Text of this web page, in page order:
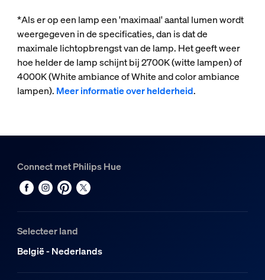
*Als er op een lamp een 'maximaal' aantal lumen wordt
weergegeven in de specificaties, dan is dat de
maximale lichtopbrengst van de lamp. Het geeft weer
hoe helder de lamp schijnt bij 2700K (witte lampen) of
4000K (White ambiance of White and color ambiance
lampen). Meer informatie over helderheid.
Connect met Philips Hue
Selecteer land
België - Nederlands